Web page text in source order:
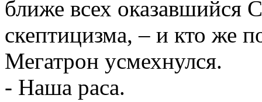
ближе всех оказавшийся
скептицизма, – и кто же
Мегатрон усмехнулся.
- Наша раса.